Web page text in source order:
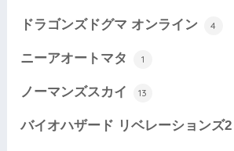
ドラゴンズドグマ オンライン 4
ニーアオートマタ 1
ノーマンズスカイ 13
バイオハザード リベレーションズ2